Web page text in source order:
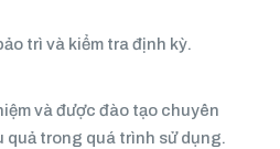
trì và kiểm tra định kỳ.
và được đào tạo chuyên
quả trong quá trình sử dụng.